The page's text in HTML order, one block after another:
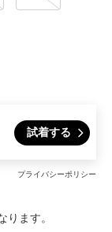
試着する
プライバシーポリシー
ます。